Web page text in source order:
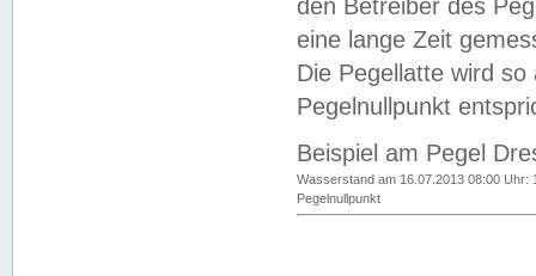
den Betreiber des
eine lange Zeit
Die Pegellatte wird
Pegelnullpunkt
Beispiel am Pegel
Wasserstand am 16.07.2013 08:00 Uhr:
Pegelnullpunkt